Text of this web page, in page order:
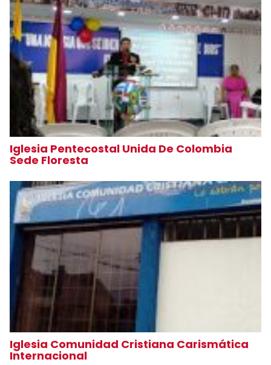
Iglesia Pentecostal Unida De Colombia
Sede Floresta
Iglesia Comunidad Cristiana Carismática
Internacional